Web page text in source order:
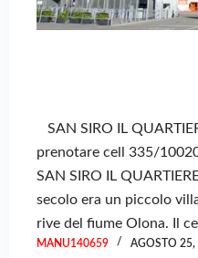
SAN SIRO IL
prenotare cell 335/
SAN SIRO IL
secolo era un piccolo
rive del fiume Olona. Il
MANU140659 AGOSTO 25,